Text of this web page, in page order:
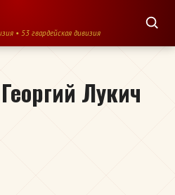
• 53 гвардейская дивизия
Лукич